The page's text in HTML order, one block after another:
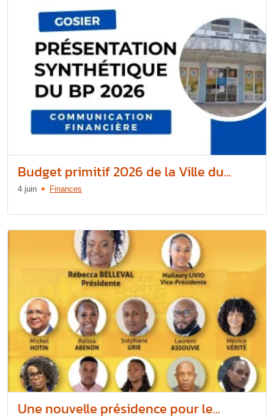
Budget primitif 2026 de la Ville du...
4 juin Finances
Une nouvelle présidence pour le...